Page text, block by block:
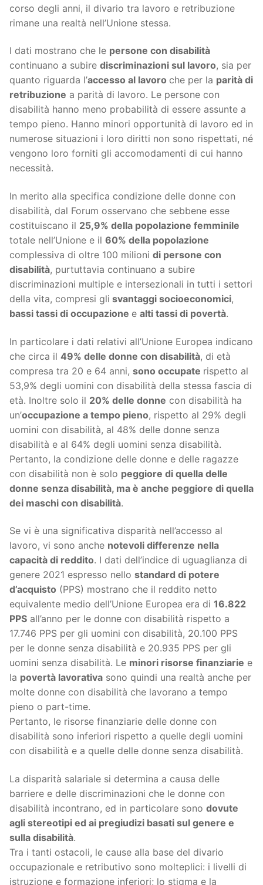
corso degli anni, il divario tra lavoro e retribuzione
rimane una realtà nell’Unione stessa.
I dati mostrano che le persone con disabilità
continuano a subire discriminazioni sul lavoro, sia per
quanto riguarda l’accesso al lavoro che per la parità di
retribuzione a parità di lavoro. Le persone con
disabilità hanno meno probabilità di essere assunte a
tempo pieno. Hanno minori opportunità di lavoro ed in
numerose situazioni i loro diritti non sono rispettati, né
vengono loro forniti gli accomodamenti di cui hanno
necessità.
In merito alla specifica condizione delle donne con
disabilità, dal Forum osservano che sebbene esse
costituiscano il 25,9% della popolazione femminile
totale nell’Unione e il 60% della popolazione
complessiva di oltre 100 milioni di persone con
disabilità, purtuttavia continuano a subire
discriminazioni multiple e intersezionali in tutti i settori
della vita, compresi gli svantaggi socioeconomici,
bassi tassi di occupazione e alti tassi di povertà.
In particolare i dati relativi all’Unione Europea indicano
che circa il 49% delle donne con disabilità, di età
compresa tra 20 e 64 anni, sono occupate rispetto al
53,9% degli uomini con disabilità della stessa fascia di
età. Inoltre solo il 20% delle donne con disabilità ha
un’occupazione a tempo pieno, rispetto al 29% degli
uomini con disabilità, al 48% delle donne senza
disabilità e al 64% degli uomini senza disabilità.
Pertanto, la condizione delle donne e delle ragazze
con disabilità non è solo peggiore di quella delle
donne senza disabilità, ma è anche peggiore di quella
dei maschi con disabilità.
Se vi è una significativa disparità nell’accesso al
lavoro, vi sono anche notevoli differenze nella
capacità di reddito. I dati dell’indice di uguaglianza di
genere 2021 espresso nello standard di potere
d’acquisto (PPS) mostrano che il reddito netto
equivalente medio dell’Unione Europea era di 16.822
PPS all’anno per le donne con disabilità rispetto a
17.746 PPS per gli uomini con disabilità, 20.100 PPS
per le donne senza disabilità e 20.935 PPS per gli
uomini senza disabilità. Le minori risorse finanziarie e
la povertà lavorativa sono quindi una realtà anche per
molte donne con disabilità che lavorano a tempo
pieno o part-time.
Pertanto, le risorse finanziarie delle donne con
disabilità sono inferiori rispetto a quelle degli uomini
con disabilità e a quelle delle donne senza disabilità.
La disparità salariale si determina a causa delle
barriere e delle discriminazioni che le donne con
disabilità incontrano, ed in particolare sono dovute
agli stereotipi ed ai pregiudizi basati sul genere e
sulla disabilità.
Tra i tanti ostacoli, le cause alla base del divario
occupazionale e retributivo sono molteplici: i livelli di
istruzione e formazione inferiori; lo stigma e la